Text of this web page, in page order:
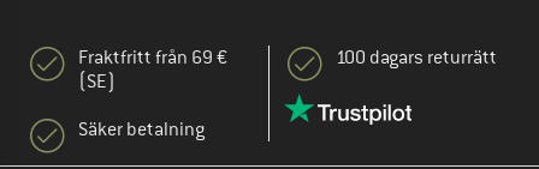
Fraktfritt från 69 €
(SE)
Säker betalning
100 dagars returrätt